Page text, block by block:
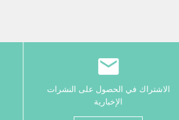
الاشتراك في الحصول على النشرات
الإخبارية